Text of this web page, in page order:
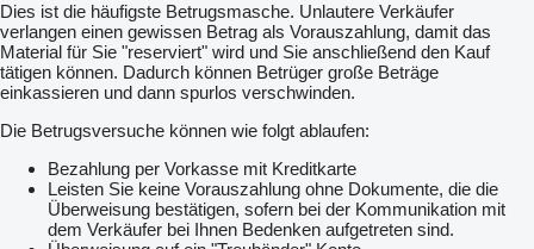
Dies ist die häufigste Betrugsmasche. Unlautere Verkäufer
verlangen einen gewissen Betrag als Vorauszahlung, damit das
Material für Sie "reserviert" wird und Sie anschließend den Kauf
tätigen können. Dadurch können Betrüger große Beträge
einkassieren und dann spurlos verschwinden.
Die Betrugsversuche können wie folgt ablaufen:
Bezahlung per Vorkasse mit Kreditkarte
Leisten Sie keine Vorauszahlung ohne Dokumente, die die
Überweisung bestätigen, sofern bei der Kommunikation mit
dem Verkäufer bei Ihnen Bedenken aufgetreten sind.